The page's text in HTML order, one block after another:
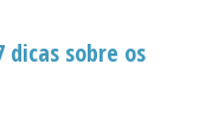
dicas sobre os